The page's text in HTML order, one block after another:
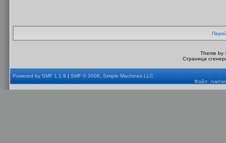
Theme by
Страница
Powered by SMF 1.1.9|SMF © 2006, Simple Machines LLC
Файл: /var/